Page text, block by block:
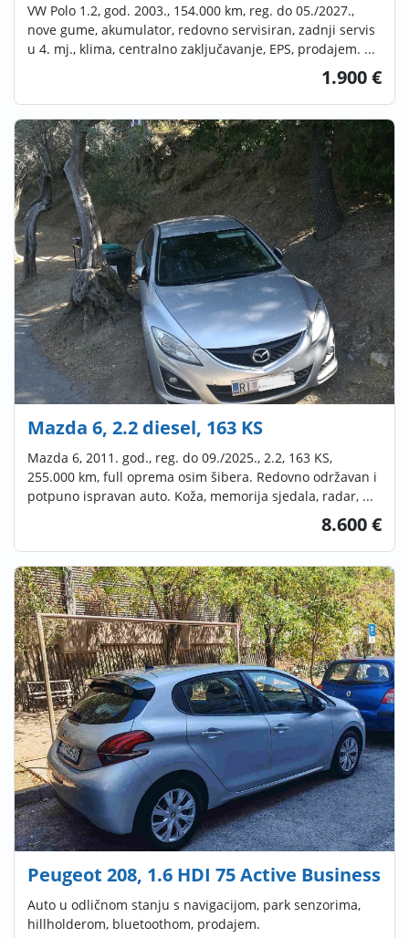
VW Polo 1.2, god. 2003., 154.000 km, reg. do 05./2027.,
nove gume, akumulator, redovno servisiran, zadnji servis
u 4. mj., klima, centralno zaključavanje, EPS, prodajem. ...
1.900 €
Mazda 6, 2.2 diesel, 163 KS
Mazda 6, 2011. god., reg. do 09./2025., 2.2, 163 KS,
255.000 km, full oprema osim šibera. Redovno održavan i
potpuno ispravan auto. Koža, memorija sjedala, radar, ...
8.600 €
Peugeot 208, 1.6 HDI 75 Active Business
Auto u odličnom stanju s navigacijom, park senzorima,
hillholderom, bluetoothom, prodajem.